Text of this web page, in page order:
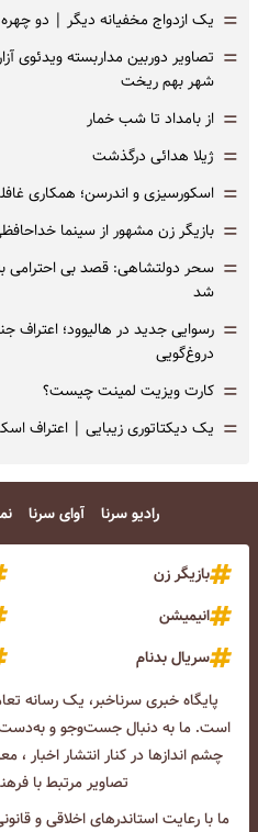
= یک ازدواج مخفیانه دیگر | دو
= تصاویر دوربین مداربسته ویدئوی
شهر بهم ریخت
= از بامداد تا شب خمار
= ژیلا هدائی درگذشت
= اسکورسیزی و اندرسن؛ همکاری
= بازیگر زن مشهور از سینما
= سحر دولتشاهی: قصد بی احترامی
شد
= رسوایی جدید در هالیوود؛ اعتراف
دروغ‌گویی
= کارت ویزیت لمینت چیست؟
= یک دیکتاتوری زیبایی | اعتراف
رادیو سرنا آوای سرنا
بازیگر زن
انیمیشن
سریال بدنام
پایگاه خبری سرناخبر، یک رسانه
است. ما به دنبال جست‌و‌جو و به‌دست
چشم انداز‌ها در کنار انتشار اخبار ،
تصاویر مرتبط با
ما با رعایت استاندرهای اخلاقی و